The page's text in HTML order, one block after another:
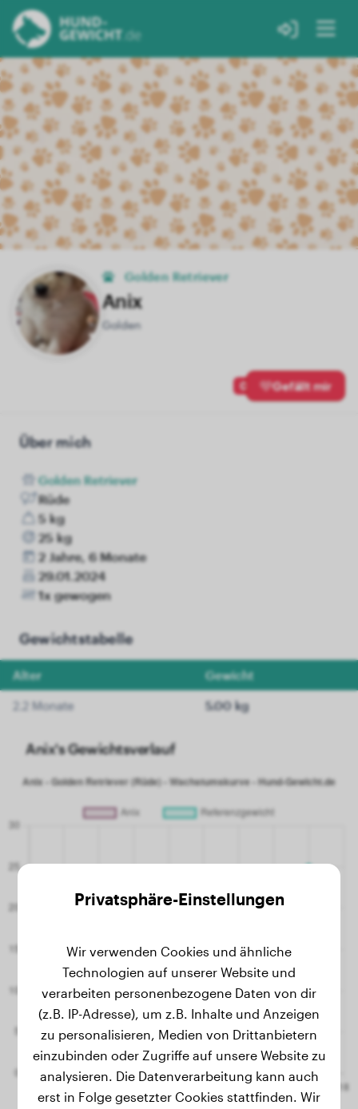
Golden Retriever
Anix
Golden
0 Gefällt mir
Über mich
Golden Retriever
Rüde
5 kg
25 kg
2 Jahre, 6 Monate
29.01.2024
1x gewogen
Gewichtstabelle
Alter Gewicht
2.2 Monate 5.00 kg
Anix's Gewichtsverlauf
Privatsphäre-Einstellungen
Wir verwenden Cookies und ähnliche
Technologien auf unserer Website und
verarbeiten personenbezogene Daten von dir
(z.B. IP-Adresse), um z.B. Inhalte und Anzeigen
zu personalisieren, Medien von Drittanbietern
einzubinden oder Zugriffe auf unsere Website zu
analysieren. Die Datenverarbeitung kann auch
erst in Folge gesetzter Cookies stattfinden. Wir